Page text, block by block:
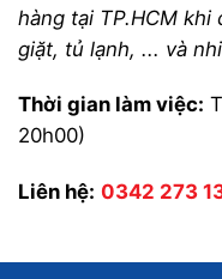
hàng tại TP.HCM khi
giặt, tủ lạnh, ... và
Thời gian làm việc:
20h00)
Liên hệ: 0342 273